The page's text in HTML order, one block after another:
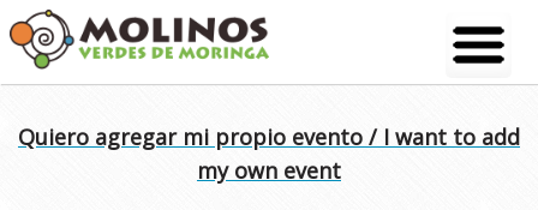
Skip
to
content
Quiero agregar mi propio evento / I want to add
my own event